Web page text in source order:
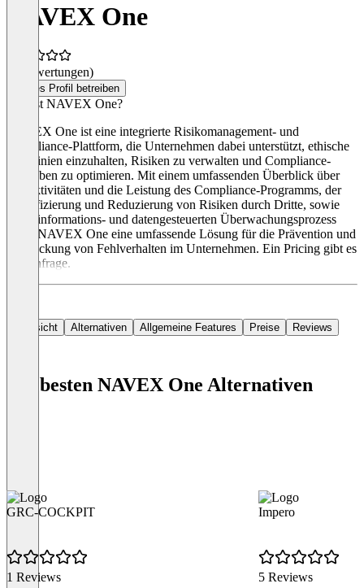
NAVEX One
(0 Bewertungen)
Dieses Profil betreiben
Was ist NAVEX One?
NAVEX One ist eine integrierte Risikomanagement- und
Compliance-Plattform, die Unternehmen dabei unterstützt, ethische
Richtlinien einzuhalten, Risiken zu verwalten und Compliance-
Aufgaben zu optimieren. Mit einem umfassenden Überblick über
die Aktivitäten und die Leistung des Compliance-Programms, der
Identifizierung und Reduzierung von Risiken durch Dritte, sowie
einen informations- und datengesteuerten Überwachungsprozess
bietet NAVEX One eine umfassende Lösung für die Prävention und
Aufdeckung von Fehlverhalten im Unternehmen. Ein Pricing gibt es
auf Anfrage.
Übersicht Alternativen Allgemeine Features Preise Reviews
Die besten NAVEX One Alternativen
GRC-COCKPIT
1 Reviews
Impero
5 Reviews